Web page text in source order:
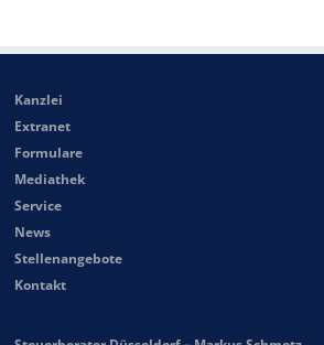
Kanzlei
Extranet
Formulare
Mediathek
Service
News
Stellenangebote
Kontakt